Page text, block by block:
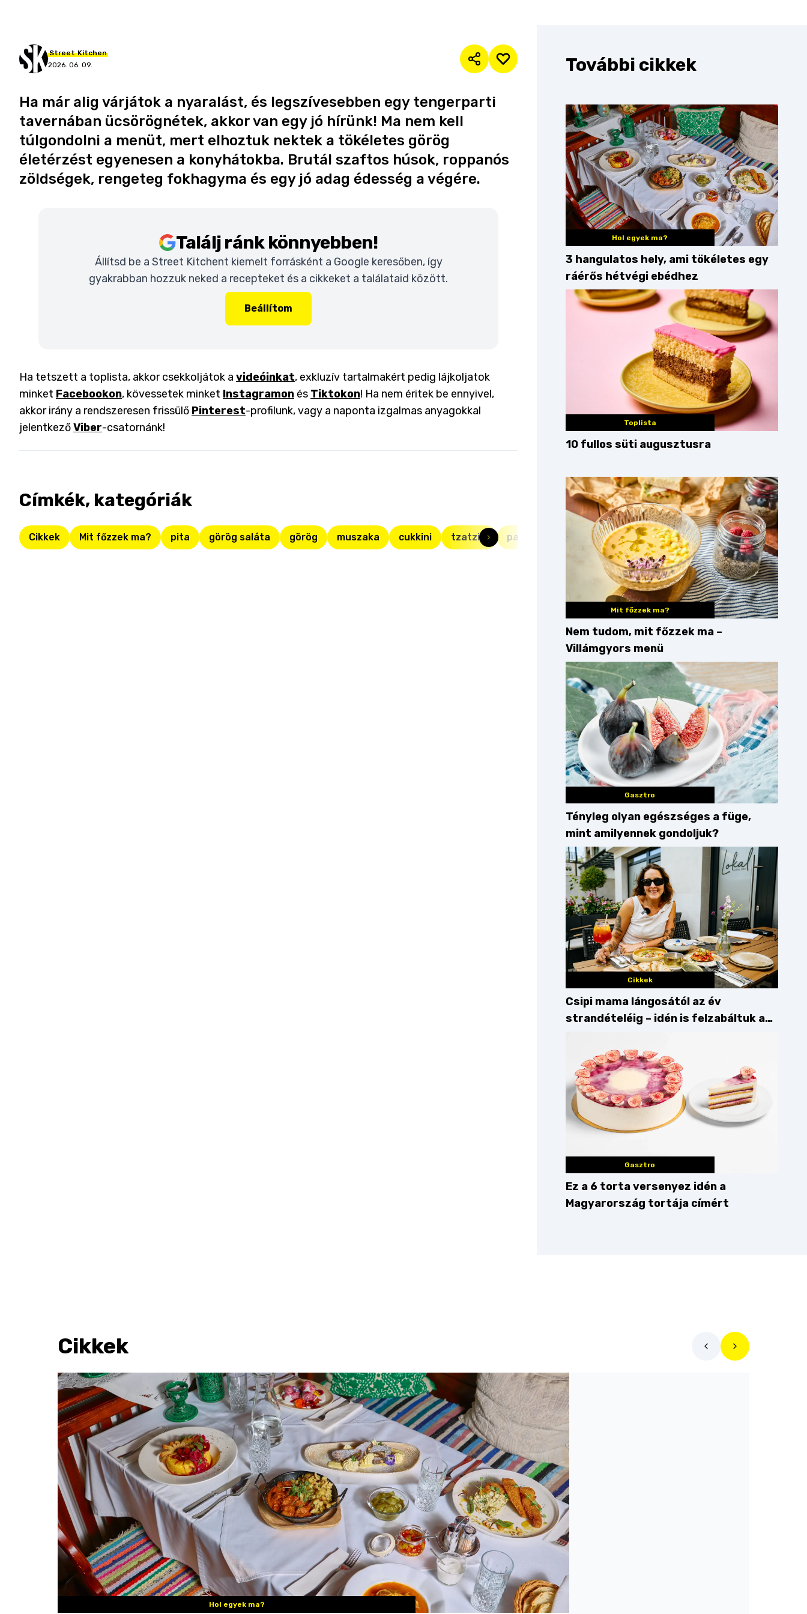
Street Kitchen
2026. 06. 09.
Ha már alig várjátok a nyaralást, és legszívesebben egy tengerparti
tavernában ücsörögnétek, akkor van egy jó hírünk! Ma nem kell
túlgondolni a menüt, mert elhoztuk nektek a tökéletes görög
életérzést egyenesen a konyhátokba. Brutál szaftos húsok, roppanós
zöldségek, rengeteg fokhagyma és egy jó adag édesség a végére.
Találj ránk könnyebben!
Állítsd be a Street Kitchent kiemelt forrásként a Google keresőben, így
gyakrabban hozzuk neked a recepteket és a cikkeket a találataid között.
Beállítom
Ha tetszett a toplista, akkor csekkoljátok a videóinkat, exkluzív tartalmakért pedig lájkoljatok
minket Facebookon, kövessetek minket Instagramon és Tiktokon! Ha nem éritek be ennyivel,
akkor irány a rendszeresen frissülő Pinterest-profilunk, vagy a naponta izgalmas anyagokkal
jelentkezőViber-csatornánk!
Címkék, kategóriák
Cikkek Mit főzzek ma? pita görög saláta görög muszaka cukkini tzatziki padlizsános souvlaki nem tudom mit főzzek mit
További cikkek
Hol egyek ma?
3 hangulatos hely, ami tökéletes egy
ráérős hétvégi ebédhez
Toplista
10 fullos süti augusztusra
Mit főzzek ma?
Nem tudom, mit főzzek ma –
Villámgyors menü
Gasztro
Tényleg olyan egészséges a füge,
mint amilyennek gondoljuk?
Cikkek
Csipi mama lángosától az év
strandételéig – idén is felzabáltuk a
Gasztro
Ez a 6 torta versenyez idén a
Magyarország tortája címért
Cikkek
Hol egyek ma?